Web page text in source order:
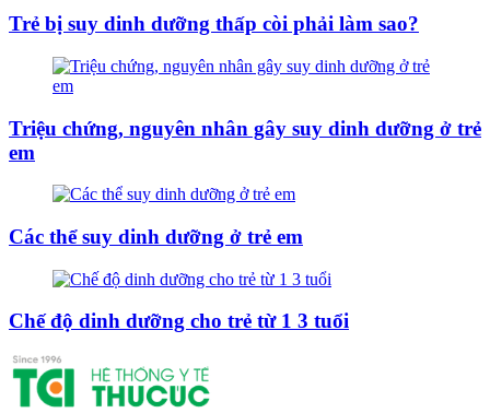
Trẻ bị suy dinh dưỡng thấp còi phải làm sao?
Triệu chứng, nguyên nhân gây suy dinh dưỡng ở trẻ
em
Các thể suy dinh dưỡng ở trẻ em
Chế độ dinh dưỡng cho trẻ từ 1 3 tuổi